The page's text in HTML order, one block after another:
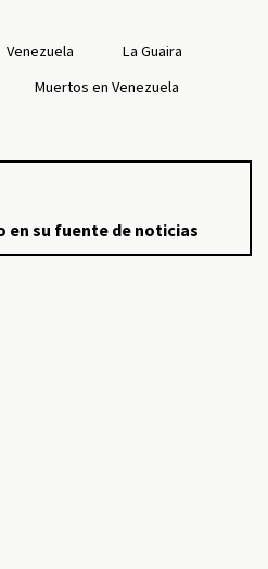
Venezuela
La Guaira
Muertos en Venezuela
en su fuente de noticias